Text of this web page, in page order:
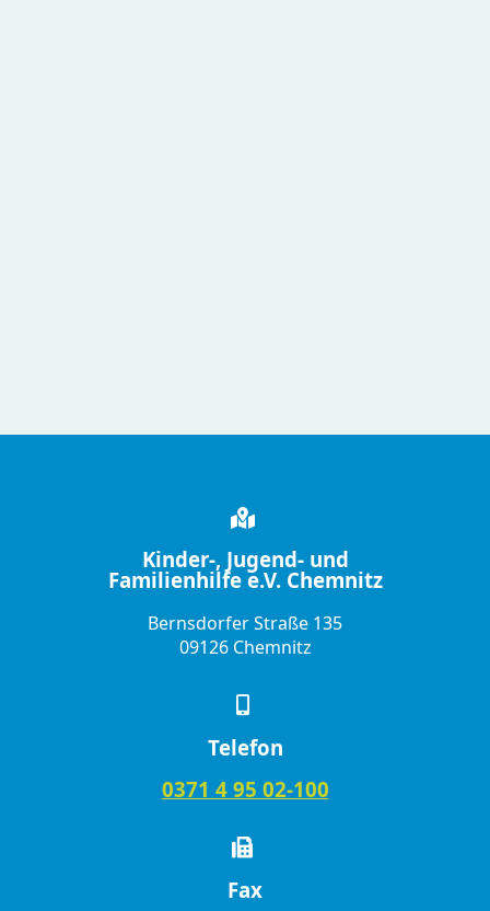
Kinder-, Jugend- und
Familienhilfe e.V. Chemnitz
Bernsdorfer Straße 135
09126 Chemnitz
Telefon
0371 4 95 02-100
Fax